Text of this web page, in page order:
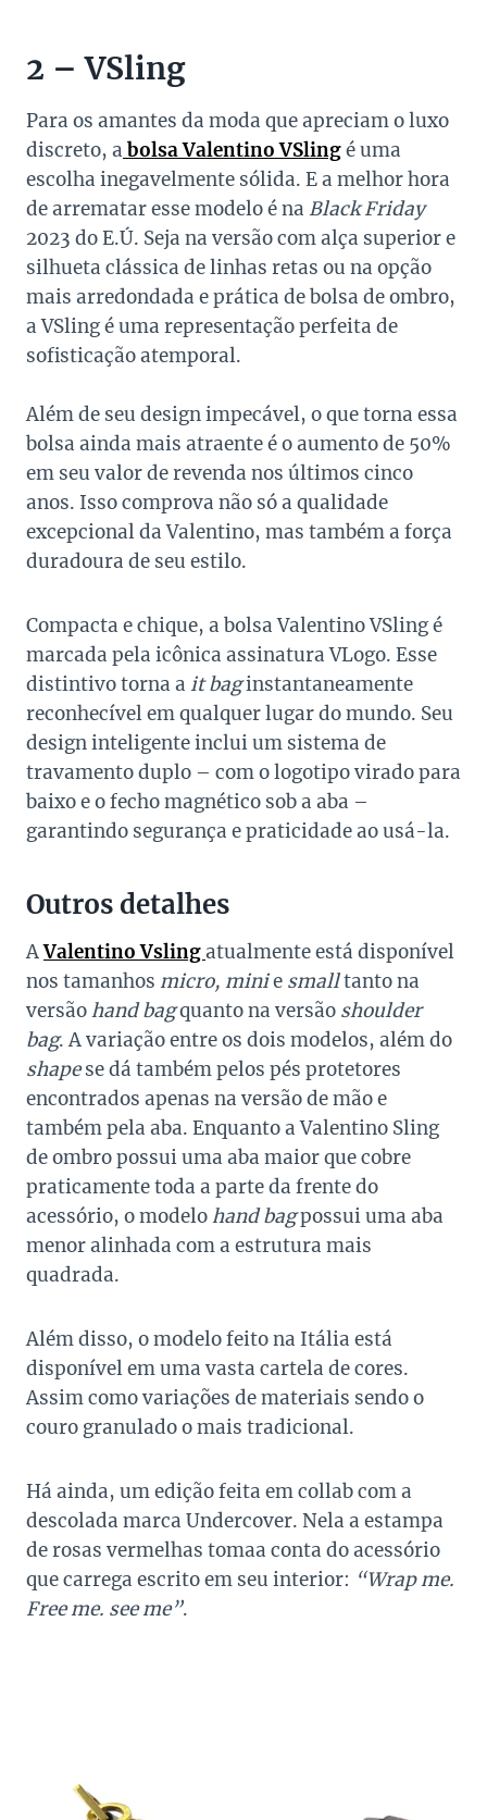
2 – VSling
Para os amantes da moda que apreciam o luxo
discreto, a bolsa Valentino VSlingé uma
escolha inegavelmente sólida. E a melhor hora
de arrematar esse modelo é na Black Friday
2023 do E.Ú. Seja na versão com alça superior e
silhueta clássica de linhas retas ou na opção
mais arredondada e prática de bolsa de ombro,
a VSling é uma representação perfeita de
sofisticação atemporal.
Além de seu design impecável, o que torna essa
bolsa ainda mais atraente é o aumento de 50%
em seu valor de revenda nos últimos cinco
anos. Isso comprova não só a qualidade
excepcional da Valentino, mas também a força
duradoura de seu estilo.
Compacta e chique, a bolsa Valentino VSling é
marcada pela icônica assinatura VLogo. Esse
distintivo torna a it baginstantaneamente
reconhecível em qualquer lugar do mundo. Seu
design inteligente inclui um sistema de
travamento duplo – com o logotipo virado para
baixo e o fecho magnético sob a aba –
garantindo segurança e praticidade ao usá-la.
Outros detalhes
AValentino Vslingatualmente está disponível
nos tamanhos micro, minie smalltanto na
versãohand bagquanto na versão shoulder
bag. A variação entre os dois modelos, além do
shapese dá também pelos pés protetores
encontrados apenas na versão de mão e
também pela aba. Enquanto a Valentino Sling
de ombropossui uma aba maior que cobre
praticamente toda a parte da frente do
acessório, o modelohand bagpossui uma aba
menor alinhada com a estrutura mais
quadrada.
Além disso, o modelo feito na Itália está
disponível em uma vasta cartela de cores.
Assim como variações de materiais sendo o
couro granulado o mais tradicional.
Há ainda, um edição feita em collab com a
descolada marca Undercover. Nela a estampa
de rosas vermelhas tomaa conta do acessório
que carrega escrito em seu interior: “Wrap me.
Free me. see me”.